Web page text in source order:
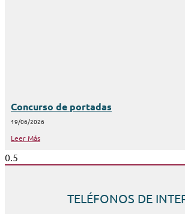
Concurso de portadas
19/06/2026
Leer Más
TELÉFONOS DE